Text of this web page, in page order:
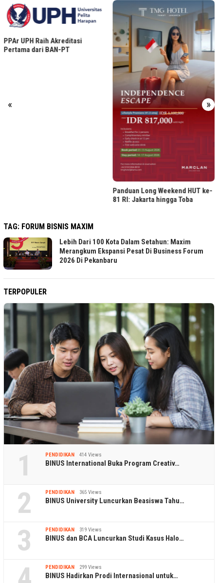
« »
PPAr UPH Raih Akreditasi
Pertama dari BAN-PT
Panduan Long Weekend HUT ke-
81 RI: Jakarta hingga Toba
TAG: FORUM BISNIS MAXIM
Lebih Dari 100 Kota Dalam Setahun: Maxim
Merangkum Ekspansi Pesat Di Business Forum
2026 Di Pekanbaru
TERPOPULER
1 PENDIDIKAN 414 Views
BINUS International Buka Program Creativ…
2 PENDIDIKAN 365 Views
BINUS University Luncurkan Beasiswa Tahu…
3 PENDIDIKAN 319 Views
BINUS dan BCA Luncurkan Studi Kasus Halo…
PENDIDIKAN 299 Views
BINUS Hadirkan Prodi Internasional untuk…